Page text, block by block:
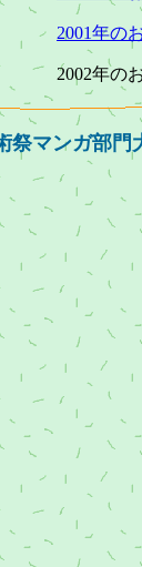
2001年の
2002年の
祭マンガ部門